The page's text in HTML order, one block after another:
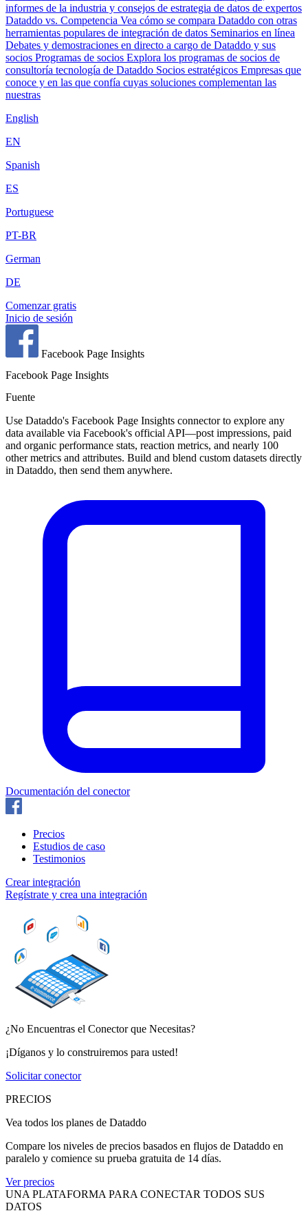
informes de la industria y consejos de estrategia de datos de expertos
Dataddo vs. Competencia Vea cómo se compara Dataddo con otras
herramientas populares de integración de datos Seminarios en línea
Debates y demostraciones en directo a cargo de Dataddo y sus
socios Programas de socios Explora los programas de socios de
consultoría tecnología de Dataddo Socios estratégicos Empresas que
conoce y en las que confía cuyas soluciones complementan las
nuestras
English
EN
Spanish
ES
Portuguese
PT-BR
German
DE
Comenzar gratis
Inicio de sesión
Facebook Page Insights
Facebook Page Insights
Fuente
Use Dataddo's Facebook Page Insights connector to explore any
data available via Facebook's official API—post impressions, paid
and organic performance stats, reaction metrics, and nearly 100
other metrics and attributes. Build and blend custom datasets directly
in Dataddo, then send them anywhere.
Documentación del conector
Precios
Estudios de caso
Testimonios
Crear integración
Regístrate y crea una integración
¿No Encuentras el Conector que Necesitas?
¡Díganos y lo construiremos para usted!
Solicitar conector
PRECIOS
Vea todos los planes de Dataddo
Compare los niveles de precios basados en flujos de Dataddo en
paralelo y comience su prueba gratuita de 14 días.
Ver precios
UNA PLATAFORMA PARA CONECTAR TODOS SUS
DATOS